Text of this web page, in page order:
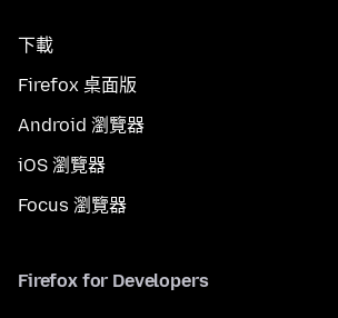
下載
Firefox 桌面版
Android 瀏覽器
iOS 瀏覽器
Focus 瀏覽器
Firefox for Developers